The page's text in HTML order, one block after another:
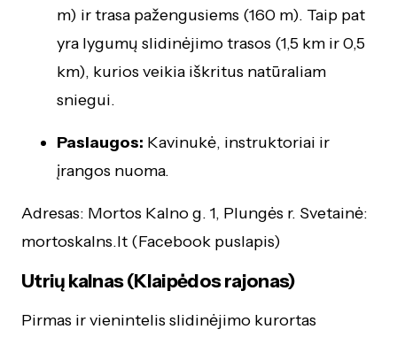
m) ir trasa pažengusiems (160 m). Taip pat
yra lygumų slidinėjimo trasos (1,5 km ir 0,5
km), kurios veikia iškritus natūraliam
sniegui.
Paslaugos: Kavinukė, instruktoriai ir
įrangos nuoma.
Adresas: Mortos Kalno g. 1, Plungės r. Svetainė:
mortoskalns.lt (Facebook puslapis)
Utrių kalnas (Klaipėdos rajonas)
Pirmas ir vienintelis slidinėjimo kurortas